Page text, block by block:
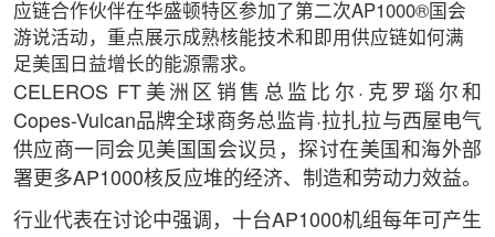
应链合作伙伴在华盛顿特区参加了第二次AP1000®国会
游说活动，重点展示成熟核能技术和即用供应链如何满
足美国日益增长的能源需求。
CELEROS FT美洲区销售总监比尔·克罗瑙尔和
Copes-Vulcan品牌全球商务总监肯·拉扎拉与西屋电气
供应商一同会见美国国会议员，探讨在美国和海外部
署更多AP1000核反应堆的经济、制造和劳动力效益。
行业代表在讨论中强调，十台AP1000机组每年可产生